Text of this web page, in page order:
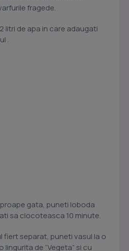
fragede.
litri de apa in care adaugati
.
gata, puneti loboda
sa clocoteasca 10 minute.
fiert separat, puneti vasul la o
de “Vegeta” si cu